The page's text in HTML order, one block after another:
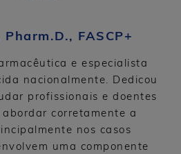
FASCP+
e especialista
nacionalmente. Dedicou
profissionais e doentes
corretamente a
nos casos
uma componente